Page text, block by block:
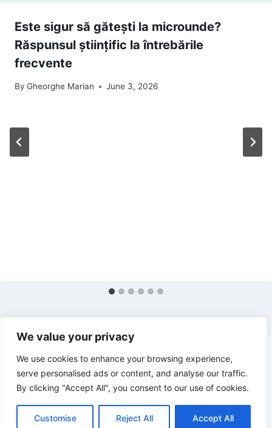
We value your privacy
We use cookies to enhance your browsing experience,
serve personalised ads or content, and analyse our traffic.
By clicking "Accept All", you consent to our use of cookies.
Customise Reject All Accept All
Este sigur să gătești la microunde?
Răspunsul științific la întrebările
frecvente
By Gheorghe Marian June 3, 2026
© 2026 Stiri de top - WordPress Theme by
Kadence WP